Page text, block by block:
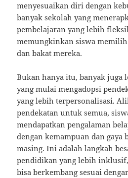
menyesuaikan diri dengan
banyak sekolah yang
pembelajaran yang lebih
memungkinkan siswa
dan bakat mereka.
Bukan hanya itu, banyak juga
yang mulai mengadopsi
yang lebih terpersonalisasi.
pendekatan untuk semua,
mendapatkan pengalaman
dengan kemampuan dan gaya
masing. Ini adalah langkah
pendidikan yang lebih
bisa berkembang sesuai